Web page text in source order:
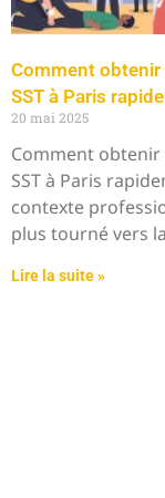
Comment
SST à Paris
20 mai 2025
Comment
SST à Paris
contexte
plus tourné vers la
Lire la suite »